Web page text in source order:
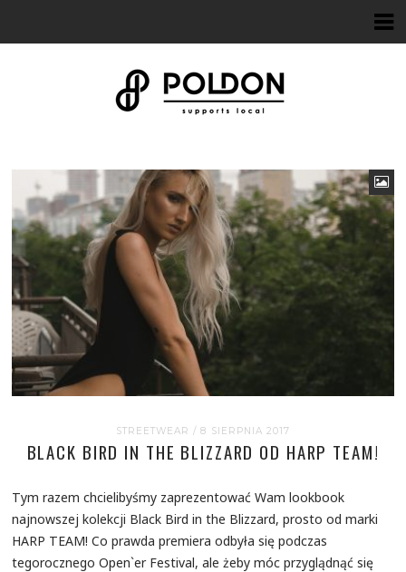
STREETWEAR / 8 SIERPNIA 2017
BLACK BIRD IN THE BLIZZARD OD HARP TEAM!
Tym razem chcielibyśmy zaprezentować Wam lookbook
najnowszej kolekcji Black Bird in the Blizzard, prosto od marki
HARP TEAM! Co prawda premiera odbyła się podczas
tegorocznego Open`er Festival, ale żeby móc przyglądnąć się